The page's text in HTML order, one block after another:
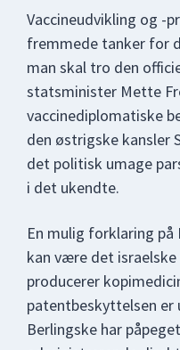
Vaccineudvikling og -
fremmede tanker for
man skal tro den
statsminister Mette
vaccinediplomatiske
den østrigske kansler
det politisk umage
i det ukendte.
En mulig forklaring
kan være det israelske
producerer
patentbeskyttelsen er
Berlingske har